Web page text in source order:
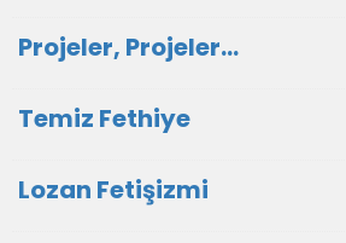
Projeler, Projeler...
Temiz Fethiye
Lozan Fetişizmi